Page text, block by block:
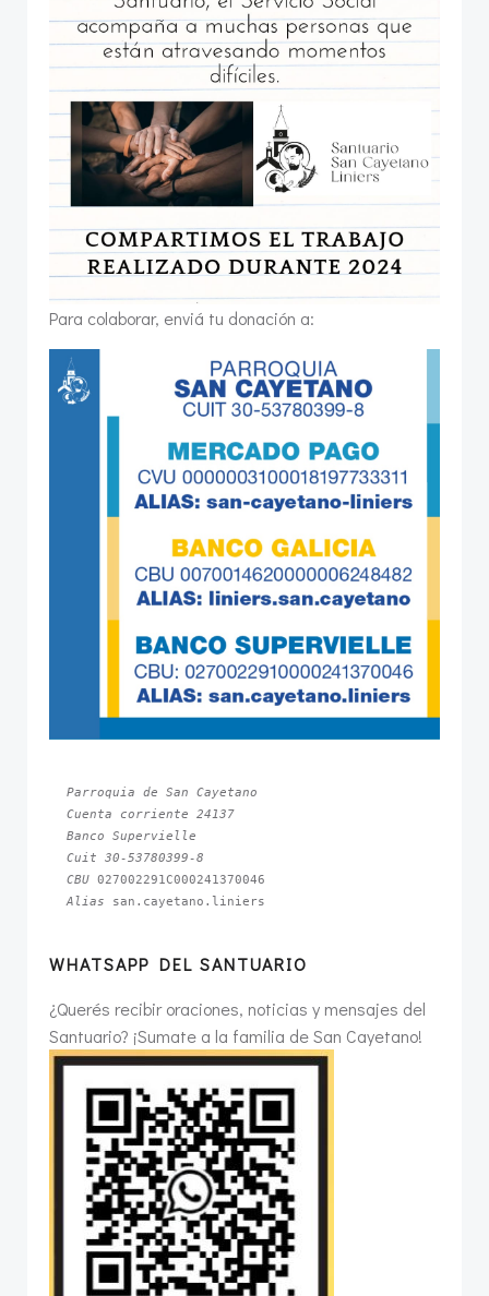
Para colaborar, enviá tu donación a:
Parroquia de San Cayetano
Cuenta corriente 24137
Banco Supervielle
Cuit 30-53780399-8
CBU
Alias san.cayetano.liniers
WHATSAPP DEL SANTUARIO
¿Querés recibir oraciones, noticias y mensajes del
Santuario? ¡Sumate a la familia de San Cayetano!